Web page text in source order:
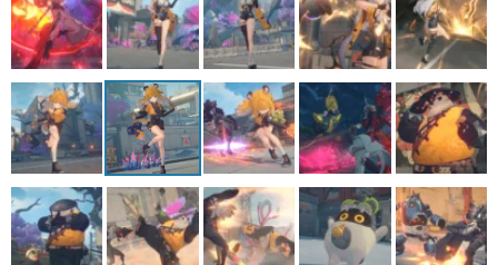
運営：株式会社マレ